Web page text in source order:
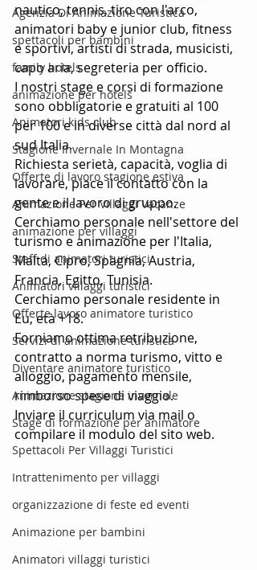
Agenzia Di Animazione Turistica
spettacoli per bambini
family hotels
animazione per hotels
Animatori kids club
Stagione Invernale In Montagna
Offerte di lavoro stagione estiva
Animazione Per Villaggi Vacanze
animazione per villaggi
Staff di animatori turistici
Animatori villaggi turistici
Offerte lavoro animatore turistico
Servizi di animazione turistica
Diventare animatore turistico
Animazione stagione invernale
Stage di formazione per animatore
Spettacoli Per Villaggi Turistici
Intrattenimento per villaggi
organizzazione di feste ed eventi
Animazione per bambini
Animatori villaggi turistici
nautico, tennis, tiro con l'arco,
animatori baby e junior club, fitness
e sportivi, artisti di strada, musicisti,
capo aria, segreteria per officio.
I nostri stage e corsi di formazione
sono obbligatorie e gratuiti al 100
per 100 e in diverse città dal nord al
sud Italia.
Richiesta serietà, capacità, voglia di
lavorare, piace il contatto con la
gente e il lavoro di gruppo.
Cerchiamo personale nell'settore del
turismo e animazione per l'Italia,
Malta, Cipro, Spagnia, Austria,
Francia, Egitto, Tunisia.
Cerchiamo personale residente in
Eu, età +18.
Forniamo ottima retribuzione,
contratto a norma turismo, vitto e
alloggio, pagamento mensile,
rimborso spese di viaggio.
Inviare il curriculum via mail o
compilare il modulo del sito web.